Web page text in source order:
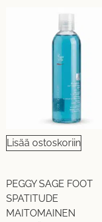
Lisää ostoskoriin
PEGGY SAGE FOOT
SPATITUDE
MAITOMAINEN